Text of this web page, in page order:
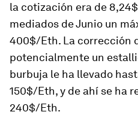
la cotización era de
mediados de Junio un
400$/Eth. La corrección
potencialmente un
burbuja le ha llevado
150$/Eth, y de ahí se ha
240$/Eth.